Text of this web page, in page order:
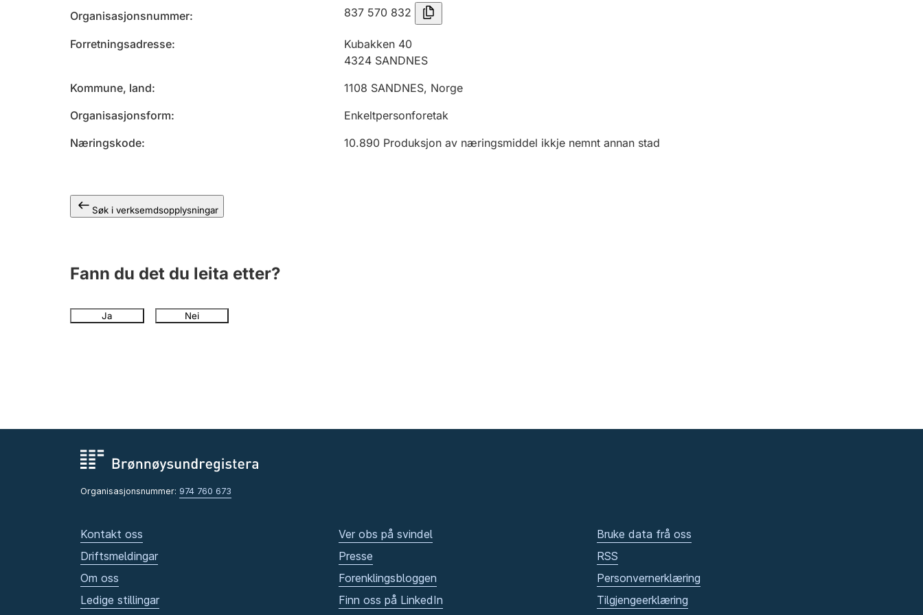
Organisasjonsnummer 837 570 832
Forretningsadresse
Kubakken 40
4324 SANDNES
Kommune, land
1108 SANDNES, Norge
Organisasjonsform
Enkeltpersonforetak
Næringskode
10.890 Produksjon av næringsmiddel ikkje nemnt annan stad
Søk i verksemdsopplysningar
Fann du det du leita etter?
Ja Nei
Organisasjonsnummer: 974 760 673
Kontakt oss
Driftsmeldingar
Om oss
Ledige stillingar
Ver obs på svindel
Presse
Forenklingsbloggen
Finn oss på LinkedIn
Bruke data frå oss
RSS
Personvernerklæring
Tilgjengeerklæring